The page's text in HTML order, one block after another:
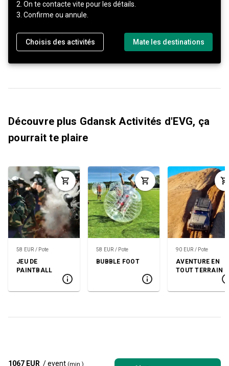
2. On te contacte vite pour les détails.
3. Confirme ou annule.
Choisis des activités Mate les destinations
Découvre plus Gdansk Activités d'EVG, ça
pourrait te plaire
58 EUR / Pote
JEU DE
PAINTBALL
58 EUR / Pote
BUBBLE FOOT
90 EUR / Pote
AVENTURE EN
TOUT TERRAIN
1067 EUR / event (min )